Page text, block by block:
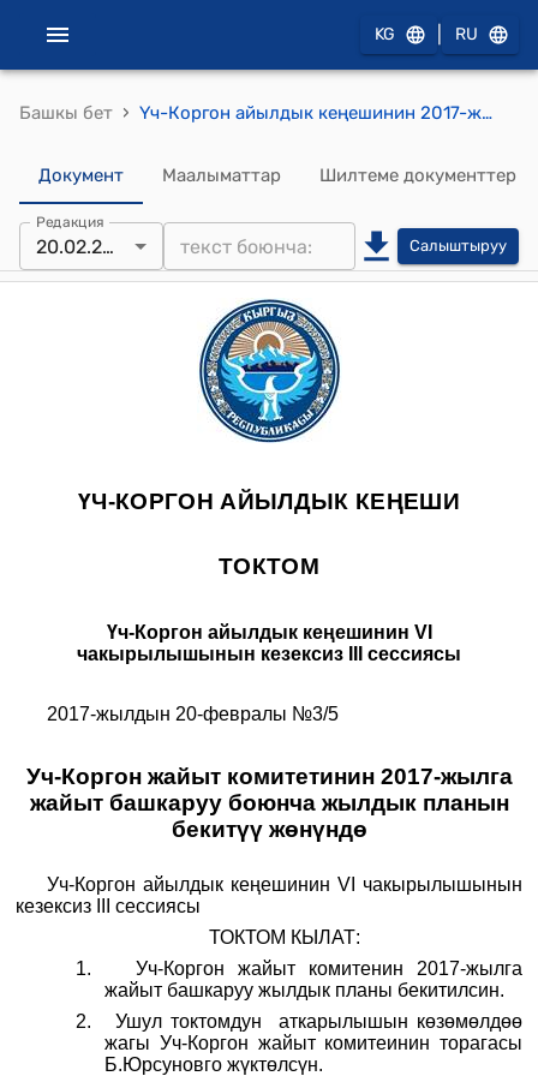
KG RU
Башкы бет › Үч-Коргон айылдык кеңешинин 2017-жылдын 20-февралындагы №3/5 "Уч-Коргон жайыт комитетинин 2017-жылга жайыт башкаруу боюнча жылдык планын бекитүү жөнүндө" токтому
Документ Маалыматтар Шилтеме документтер
Редакция
20.02.2017 Салыштыруу